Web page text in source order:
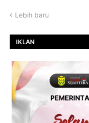
Lebih baru
IKLAN